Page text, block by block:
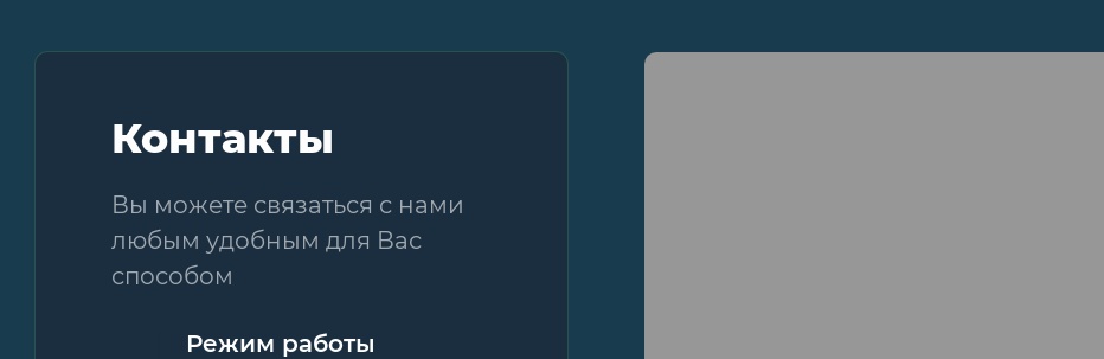
Контакты
Вы можете связаться с нами
любым удобным для Вас
способом
Режим работы